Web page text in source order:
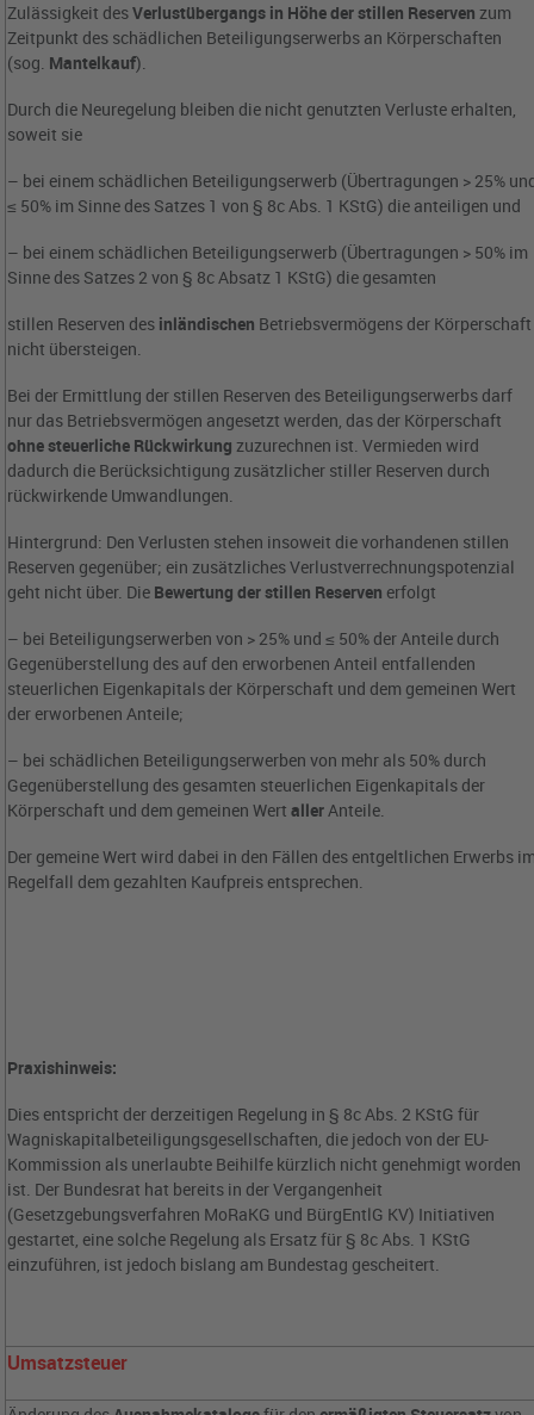
Zulässigkeit desVerlustübergangs in Höhe der stillen Reserven zum
Zeitpunkt des schädlichen Beteiligungserwerbs an Körperschaften
(sog. Mantelkauf).
Durch die Neuregelung bleiben die nicht genutzten Verluste erhalten,
soweit sie
– bei einem schädlichen Beteiligungserwerb (Übertragungen > 25%
≤ 50% im Sinne des Satzes 1 von § 8c Abs. 1 KStG) die anteiligen und
– bei einem schädlichen Beteiligungserwerb (Übertragungen > 50% im
Sinne des Satzes 2 von § 8c Absatz 1 KStG) die gesamten
stillen Reserven des inländischen Betriebsvermögens der Körperschaft
nicht übersteigen.
Bei der Ermittlung der stillen Reserven des Beteiligungserwerbs darf
nur das Betriebsvermögen angesetzt werden, das der Körperschaft
ohne steuerliche Rückwirkung zuzurechnen ist. Vermieden wird
dadurch die Berücksichtigung zusätzlicher stiller Reserven durch
rückwirkende Umwandlungen.
Hintergrund: Den Verlusten stehen insoweit die vorhandenen stillen
Reserven gegenüber; ein zusätzliches Verlustverrechnungspotenzial
geht nicht über. Die Bewertung der stillen Reserven erfolgt
– bei Beteiligungserwerben von > 25% und ≤ 50% der Anteile durch
Gegenüberstellung des auf den erworbenen Anteil entfallenden
steuerlichen Eigenkapitals der Körperschaft und dem gemeinen Wert
der erworbenen Anteile;
– bei schädlichen Beteiligungserwerben von mehr als 50% durch
Gegenüberstellung des gesamten steuerlichen Eigenkapitals der
Körperschaft und dem gemeinen WertallerAnteile.
Der gemeine Wert wird dabei in den Fällen des entgeltlichen Erwerbs
Regelfall dem gezahlten Kaufpreis entsprechen.
Praxishinweis:
Dies entspricht der derzeitigen Regelung in § 8c Abs. 2 KStG für
Wagniskapitalbeteiligungsgesellschaften, die jedoch von der EU-
Kommission als unerlaubte Beihilfe kürzlich nicht genehmigt worden
ist. Der Bundesrat hat bereits in der Vergangenheit
(Gesetzgebungsverfahren MoRaKG und BürgEntlG KV) Initiativen
gestartet, eine solche Regelung als Ersatz für § 8c Abs. 1 KStG
einzuführen, ist jedoch bislang am Bundestag gescheitert.
Umsatzsteuer